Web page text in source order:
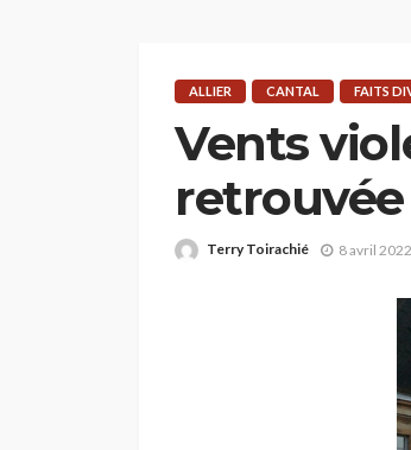
ALLIER CANTAL FAITS
Vents
retrouvée
Terry Toirachié 8 avril 2022